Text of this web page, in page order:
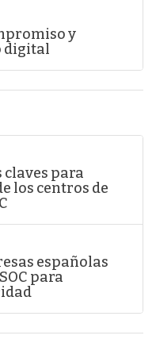
y
digital
para
los centros de
españolas
para